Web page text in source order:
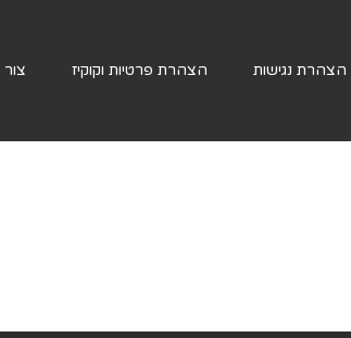
הצהרת נגישות הצהרת פרטיות וקוקיז